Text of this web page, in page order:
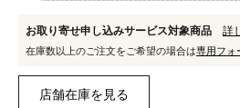
お取り寄せ申し込みサービス対象商品 詳
在庫数以上のご注文をご希望の場合は専用フォ